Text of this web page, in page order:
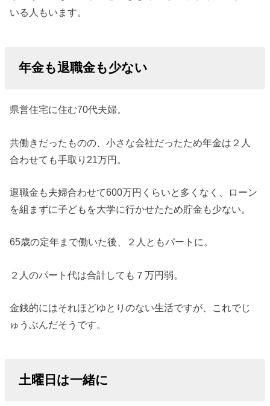
いる人もいます。
年金も退職金も少ない
県営住宅に住む70代夫婦。
共働きだったものの、小さな会社だったため年金は２人
合わせても手取り21万円。
退職金も夫婦合わせて600万円くらいと多くなく、ローン
を組まずに子どもを大学に行かせたため貯金も少ない。
65歳の定年まで働いた後、２人ともパートに。
２人のパート代は合計しても７万円弱。
金銭的にはそれほどゆとりのない生活ですが、これでじ
ゅうぶんだそうです。
土曜日は一緒に